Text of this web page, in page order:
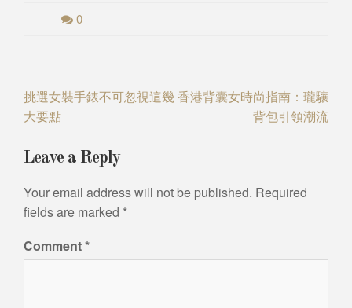
0
Post
navigation
挑選女裝手錶不可忽視這幾
大要點
香港背囊女時尚指南：瓏驤
背包引領潮流
Leave a Reply
Your email address will not be published. Required
fields are marked *
Comment*